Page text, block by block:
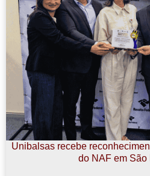
Unibalsas recebe
do NAF em São